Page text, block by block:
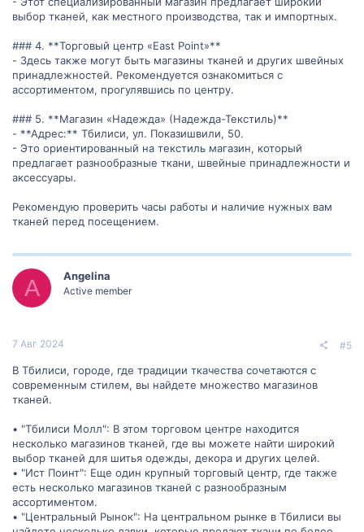
выбор тканей, как местного производства, так и импортных.
### 4. **Торговый центр «East Point»**
- Здесь также могут быть магазины тканей и других швейных
принадлежностей. Рекомендуется ознакомиться с
ассортиментом, прогулявшись по центру.
### 5. **Магазин «Надежда» (Надежда-Текстиль)**
- **Адрес:** Тбилиси, ул. Показишвили, 50.
- Это ориентированный на текстиль магазин, который
предлагает разнообразные ткани, швейные принадлежности и
аксессуары.
Рекомендую проверить часы работы и наличие нужных вам
тканей перед посещением.
A Angelina
Active member
7 Авг 2024 #5
В Тбилиси, городе, где традиции ткачества сочетаются с
современным стилем, вы найдете множество магазинов
тканей.
• "Тбилиси Молл": В этом торговом центре находится
несколько магазинов тканей, где вы можете найти широкий
выбор тканей для шитья одежды, декора и других целей.
• "Ист Поинт": Еще один крупный торговый центр, где также
есть несколько магазинов тканей с разнообразным
ассортиментом.
• "Центральный Рынок": На центральном рынке в Тбилиси вы